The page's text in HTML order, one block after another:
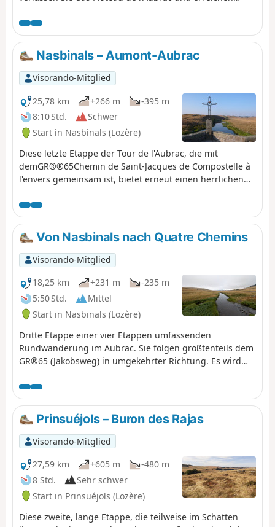
gegrabenen Tals auf halbem Weg zwischen dem Plateau
de l'Aubrac und dem Lot-Tal liegt.
Nasbinals – Aumont-Aubrac
Visorando-Mitglied
25,78 km
+266 m
-395 m
8:10 Std.
Schwer
Start in Nasbinals (Lozère)
Diese letzte Etappe der Tour de l'Aubrac, die mit
demGR®®65Chemin de Saint-Jacques de Compostelle à
l'envers gemeinsam ist, bietet erneut einen herrlichen
Plateau de l'Aubrac. Im letzten Drittel der Etappe, das
etwas schattiger ist, kann man den imposanten
Granitturm der Kirche von La Chaze-de-Peyre und die
Kapelle von La Bastide bewundern.
Von Nasbinals nach Quatre Chemins
Visorando-Mitglied
18,25 km
+231 m
-235 m
5:50 Std.
Mittel
Start in Nasbinals (Lozère)
Dritte Etappe einer vier Etappen umfassenden
Rundwanderung im Aubrac. Sie folgen größtenteils dem
GR®65 (Jakobsweg) in umgekehrter Richtung. Es wird
den Wasserfall Cascade du Déroc zu bewundern.
Prinsuéjols – Buron des Rajas
Visorando-Mitglied
27,59 km
+605 m
-480 m
8 Std.
Sehr schwer
Start in Prinsuéjols (Lozère)
Diese zweite, lange Etappe, die teilweise im Schatten